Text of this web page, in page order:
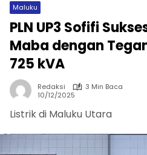
Maluku
PLN UP3 Sofifi
Maba dengan
725 kVA
Redaksi
3 Min Baca
10/12/2025
Listrik di Maluku Utara